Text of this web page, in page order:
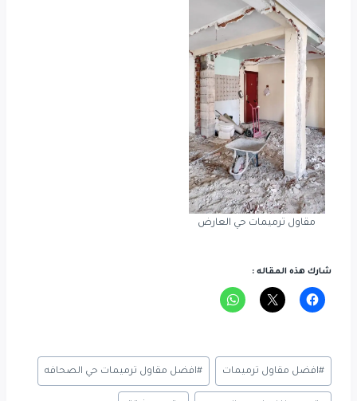
مقاول ترميمات حي العارض
شارك هذه المقاله :
Post
Tags:
#افضل مقاول ترميمات #افضل مقاول ترميمات حي الصحافه